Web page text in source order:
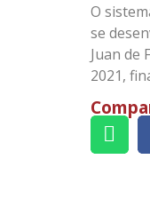
O
se
Juan de
2021,